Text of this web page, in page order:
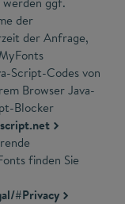
der
der Anfrage,
Script-Codes von
Browser Java-
Blocker
finden Sie
#Privacy